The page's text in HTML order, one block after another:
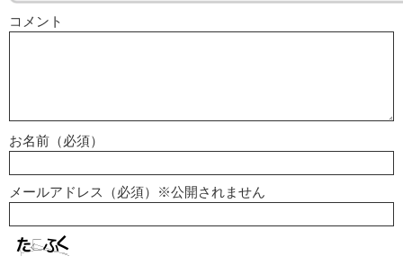
コメント
お名前（必須）
メールアドレス（必須）※公開されません